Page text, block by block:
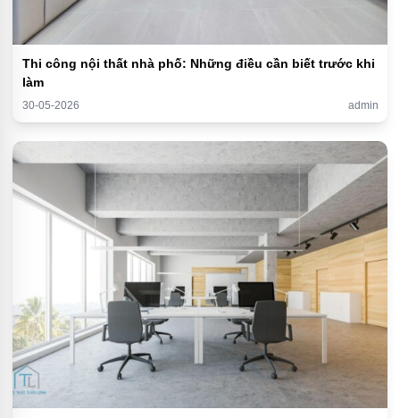
Thi công nội thất nhà phố: Những điều cần biết trước khi
làm
30-05-2026 admin